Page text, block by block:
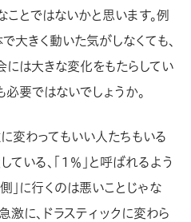
ことではないかと思います。例
大きく動いた気がしなくても、
は大きな変化をもたらしてい
必要ではないでしょうか。
変わってもいい人たちもいる
いる、「１％」と呼ばれるよう
」に行くのは悪いことじゃな
激に、ドラスティックに変わら